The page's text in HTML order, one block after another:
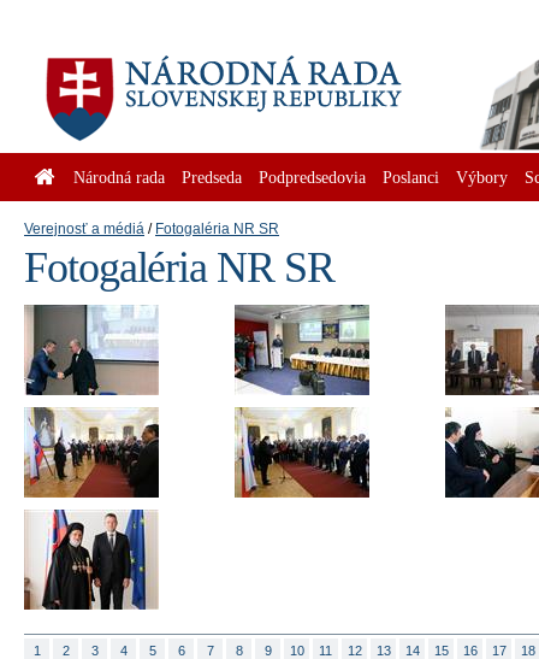
Národná rada Predseda Podpredsedovia Poslanci Výbory
Verejnosť a médiá Fotogaléria NR SR
Fotogaléria NR SR
1 2 3 4 5 6 7 8 9 10 11 12 13 14 15 16 17
18